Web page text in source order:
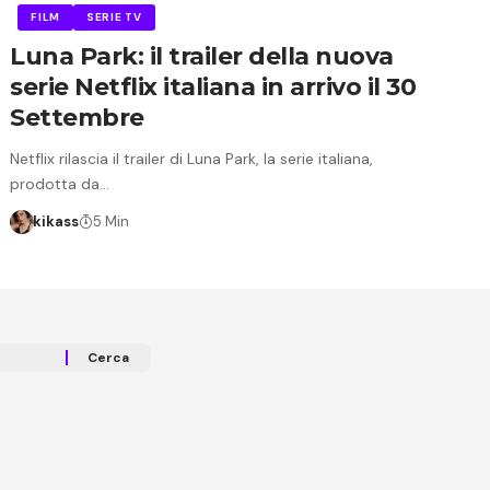
FILM SERIE TV
Luna Park: il trailer della nuova
serie Netflix italiana in arrivo il 30
Settembre
Netflix rilascia il trailer di Luna Park, la serie italiana,
prodotta da…
kikass 5 Min